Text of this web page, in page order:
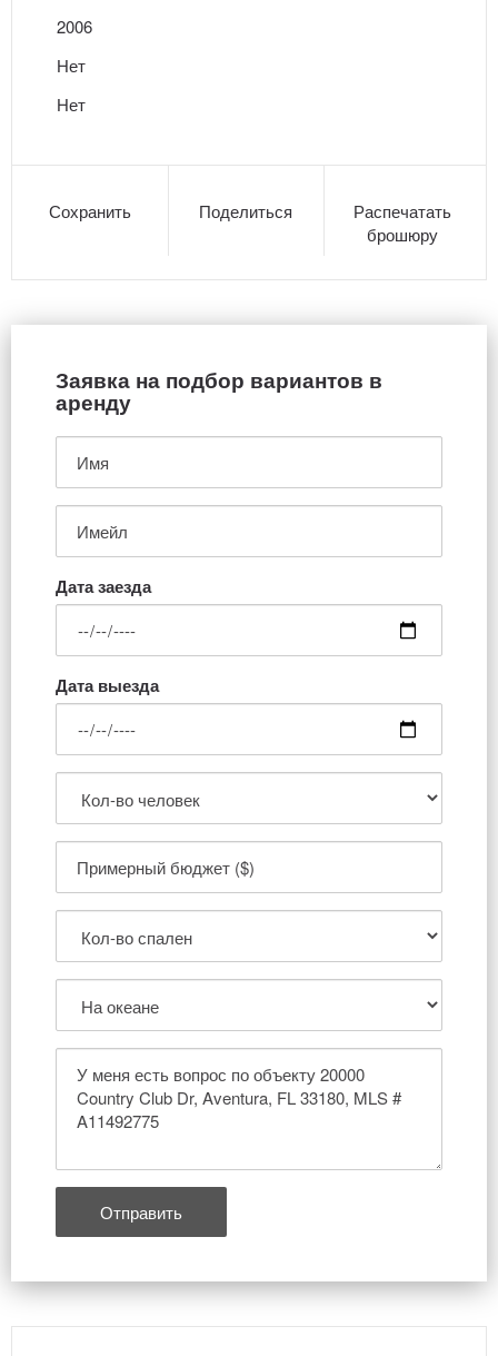
2006
Нет
Нет
Сохранить Поделиться
Распечатать
брошюру
Заявка на подбор вариантов в
аренду
Дата заезда
Дата выезда